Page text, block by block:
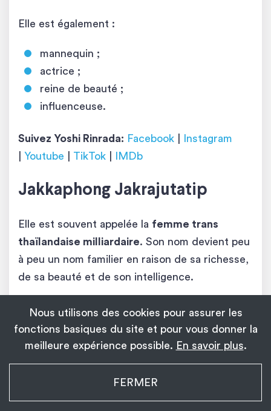
Elle est également :
mannequin ;
actrice ;
reine de beauté ;
influenceuse.
Suivez Yoshi Rinrada: Facebook
Instagram
Youtube TikTok IMDb
Jakkaphong Jakrajutatip
Elle est souvent appelée la femme trans
thaïlandaise milliardaire. Son nom devient peu
à peu un nom familier en raison de sa richesse,
de sa beauté et de son intelligence.
Nous utilisons des cookies pour assurer les
fonctions basiques du site et pour vous donner la
meilleure expérience possible. En savoir plus.
FERMER
Installez l’application !